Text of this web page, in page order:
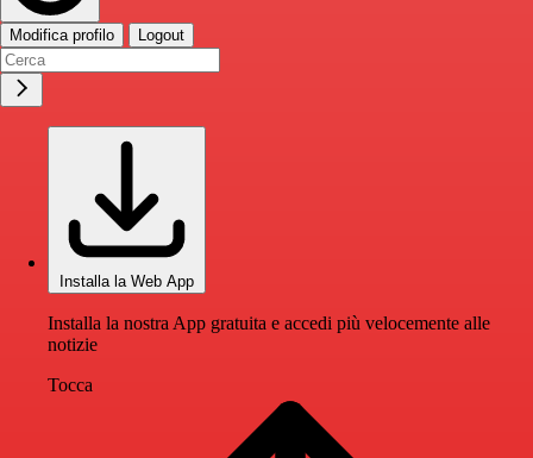
Modifica profilo Logout
Installa la Web App
Installa la nostra App gratuita e accedi più velocemente alle
notizie
Tocca